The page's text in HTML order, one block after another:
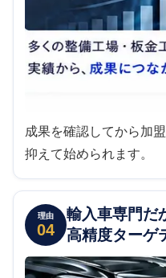
成果を確認してから加
抑えて始められます。
理由
04
輸入車専門だ
高精度ターゲ